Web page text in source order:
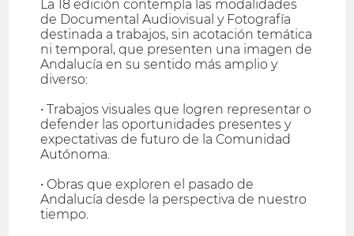
La 18 edición contempla las modalidades
de Documental Audiovisual y Fotografía
destinada a trabajos, sin acotación temática
ni temporal, que presenten una imagen de
Andalucía en su sentido más amplio y
diverso:
• Trabajos visuales que logren representar o
defender las oportunidades presentes y
expectativas de futuro de la Comunidad
Autónoma.
• Obras que exploren el pasado de
Andalucía desde la perspectiva de nuestro
tiempo.